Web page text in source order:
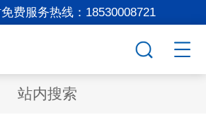
费服务热线： 18530008721
站内搜索